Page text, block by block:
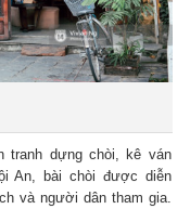
tranh dựng chòi, kê ván
An, bài chòi được diễn
và người dân tham gia.